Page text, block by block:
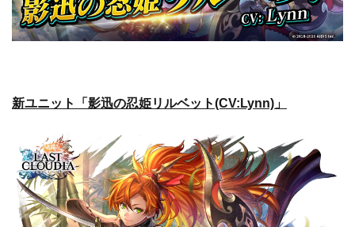
新ユニット「影迅の忍姫リルベット(CV:Lynn)」